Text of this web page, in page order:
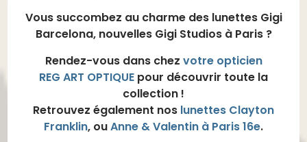
Vous succombez au charme des lunettes Gigi
Barcelona, nouvelles Gigi Studios à Paris ?
Rendez-vous dans chez votre opticien
REG ART OPTIQUE pour découvrir toute la
collection !
Retrouvez également nos lunettes Clayton
Franklin, ouAnne & Valentin à Paris 16e.